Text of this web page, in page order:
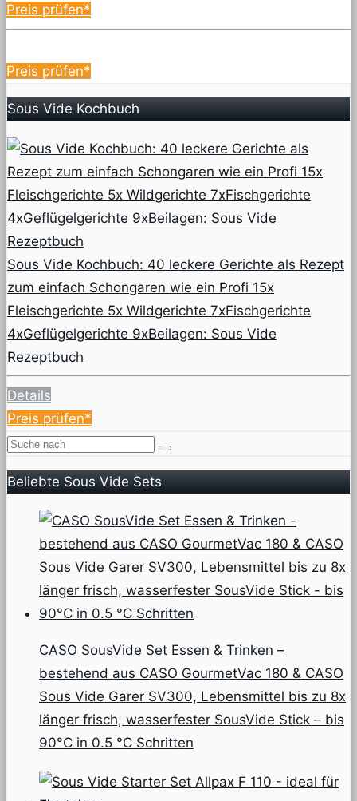
Preis prüfen*
Preis prüfen*
Sous Vide Kochbuch
Sous Vide Kochbuch: 40 leckere Gerichte als Rezept
zum einfach Schongaren wie ein Profi 15x
Fleischgerichte 5x Wildgerichte 7xFischgerichte
4xGeflügelgerichte 9xBeilagen: Sous Vide
Rezeptbuch
Details
Preis prüfen*
Beliebte Sous Vide Sets
CASO SousVide Set Essen & Trinken –
bestehend aus CASO GourmetVac 180 & CASO
Sous Vide Garer SV300, Lebensmittel bis zu 8x
länger frisch, wasserfester SousVide Stick – bis
90°C in 0.5 °C Schritten